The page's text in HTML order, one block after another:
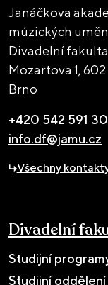
Janáčkova
múzických
Divadelní fakulta
Mozartova 1,
Brno
+420 542 591
info.df@jamu.cz
Všechny
Divadelní
Studijní
Studijní oddělení